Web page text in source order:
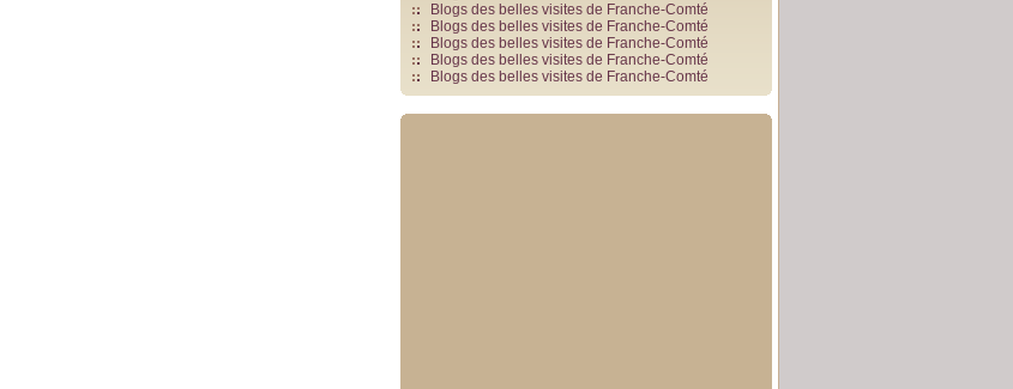
Blogs des belles visites de Franche-Comté
Blogs des belles visites de Franche-Comté
Blogs des belles visites de Franche-Comté
Blogs des belles visites de Franche-Comté
Blogs des belles visites de Franche-Comté